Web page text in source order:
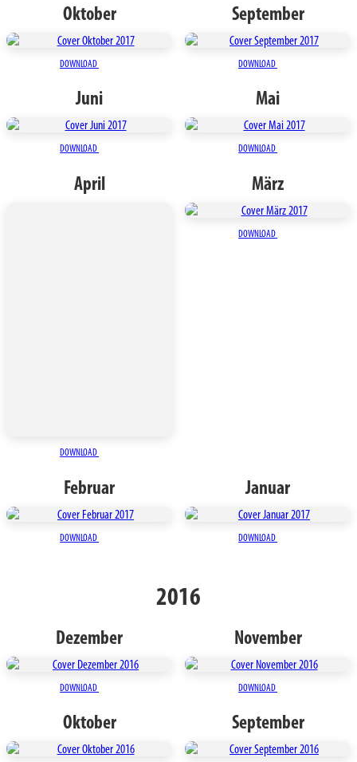
Oktober
DOWNLOAD
September
DOWNLOAD
Juni
DOWNLOAD
Mai
DOWNLOAD
April
DOWNLOAD
März
DOWNLOAD
Februar
DOWNLOAD
Januar
DOWNLOAD
2016
Dezember
DOWNLOAD
November
DOWNLOAD
Oktober September